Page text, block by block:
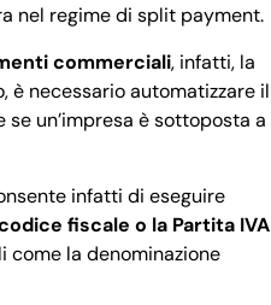
nel regime di split payment.
commerciali, infatti, la
è necessario automatizzare il
un’impresa è sottoposta a
infatti di eseguire
fiscale o la Partita IVA
come la denominazione